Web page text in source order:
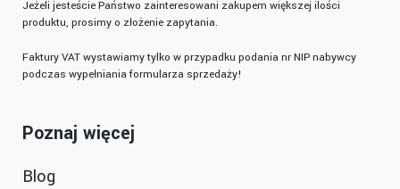
Jeżeli jesteście Państwo zainteresowani zakupem większej ilości
produktu, prosimy o złożenie zapytania.
Faktury VAT wystawiamy tylko w przypadku podania nr NIP nabywcy
podczas wypełniania formularza sprzedaży!
Poznaj więcej
Blog